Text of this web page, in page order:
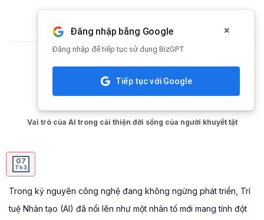
content
TAG ARCHIVES:AI VÀ TƯƠNG LAI
Vai trò của AI trong cải thiện đời sống của người khuyết tật
07
Th3
Trong kỷ nguyên công nghệ đang không ngừng phát triển, Trí
tuệ Nhân tạo (AI) đã nổi lên như một nhân tố mới mang tính đột
×
Đăng nhập bằng Google
Đăng nhập để tiếp tục sử dụng BizGPT
Tiếp tục với Google